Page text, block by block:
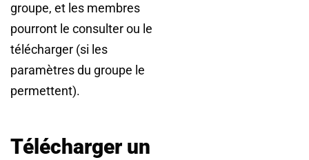
groupe, et les membres
pourront le consulter ou le
télécharger (si les
paramètres du groupe le
permettent).
Télécharger un